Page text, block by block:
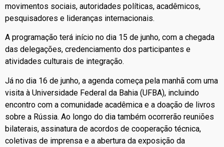
movimentos sociais, autoridades políticas, acadêmicos,
pesquisadores e lideranças internacionais.
A programação terá início no dia 15 de junho, com a chegada
das delegações, credenciamento dos participantes e
atividades culturais de integração.
Já no dia 16 de junho, a agenda começa pela manhã com uma
visita à Universidade Federal da Bahia (UFBA), incluindo
encontro com a comunidade acadêmica e a doação de livros
sobre a Rússia. Ao longo do dia também ocorrerão reuniões
bilaterais, assinatura de acordos de cooperação técnica,
coletivas de imprensa e a abertura da exposição da